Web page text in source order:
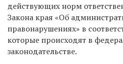
действующих норм
Закона края «Об
правонарушениях» в
которые происходят в
законодательстве.